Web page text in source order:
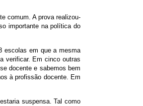
comum. A prova realizou-
importante na política do
escolas em que a mesma
verificar. Em cinco outras
docente e sabemos bem
à profissão docente. Em
suspensa. Tal como